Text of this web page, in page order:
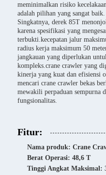
meminimalkan risiko
adalah pilihan yang sangat baik.
Singkatnya, derek 85T
karena spesifikasi yang
terbukti.kecepatan jalur
radius kerja maksimum 50
jangkauan yang diperlukan
kompleks.crane crawler yang
kinerja yang kuat dan efisiensi
mencari crane crawler bekas
mewakili perpaduan sempurna
fungsionalitas.
Fitur:
Nama produk: Crane
Berat Operasi: 48,6 T
Tinggi Angkat Maksimal: